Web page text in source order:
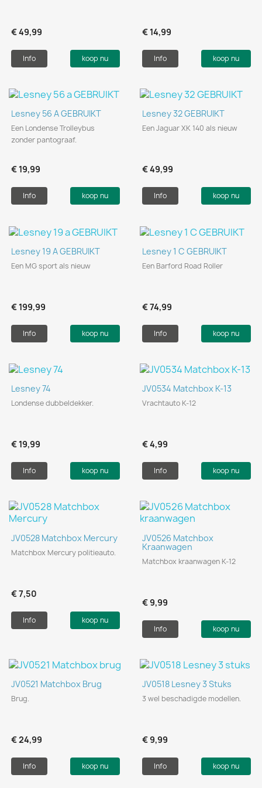
€ 49,99
Info koop nu
€ 14,99
Info koop nu
Lesney 56 A GEBRUIKT
Een Londense Trolleybus
zonder pantograaf.
€ 19,99
Info koop nu
Lesney 32 GEBRUIKT
Een Jaguar XK 140 als nieuw
€ 49,99
Info koop nu
Lesney 19 A GEBRUIKT
Een MG sport als nieuw
€ 199,99
Info koop nu
Lesney 1 C GEBRUIKT
Een Barford Road Roller
€ 74,99
Info koop nu
Lesney 74
Londense dubbeldekker.
€ 19,99
Info koop nu
JV0534 Matchbox K-13
Vrachtauto K-12
€ 4,99
Info koop nu
JV0528 Matchbox Mercury
Matchbox Mercury politieauto.
€ 7,50
Info koop nu
JV0526 Matchbox
Kraanwagen
Matchbox kraanwagen K-12
€ 9,99
Info koop nu
JV0521 Matchbox Brug
Brug.
€ 24,99
Info koop nu
JV0518 Lesney 3 Stuks
3 wel beschadigde modellen.
€ 9,99
Info koop nu